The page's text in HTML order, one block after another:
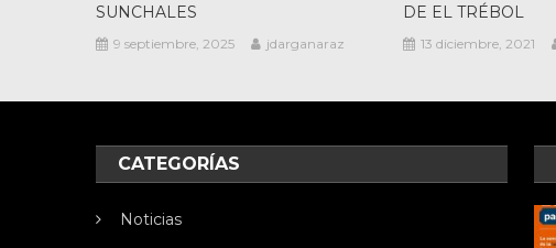
SUNCHALES
9 septiembre, 2025 jdarganaraz
DE EL TRÉBOL
13 diciembre, 2021
CATEGORÍAS
Noticias